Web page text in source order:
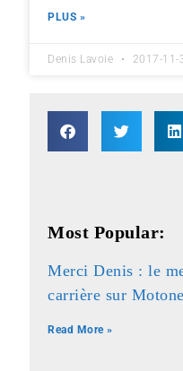
PLUS »
Denis Lavoie 2017-11-
Most Popular:
Merci Denis : le
carrière sur
Read More »